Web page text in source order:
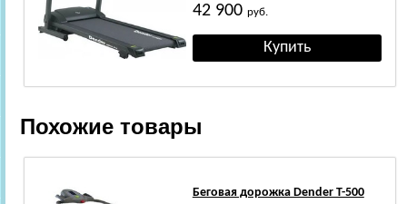
42 900 руб.
Похожие товары
Беговая дорожка Dender T-500